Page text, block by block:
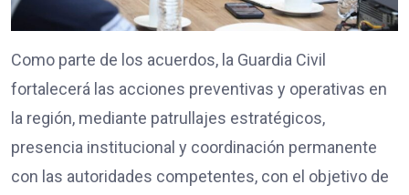
Como parte de los acuerdos, la Guardia Civil
fortalecerá las acciones preventivas y operativas en
la región, mediante patrullajes estratégicos,
presencia institucional y coordinación permanente
con las autoridades competentes, con el objetivo de